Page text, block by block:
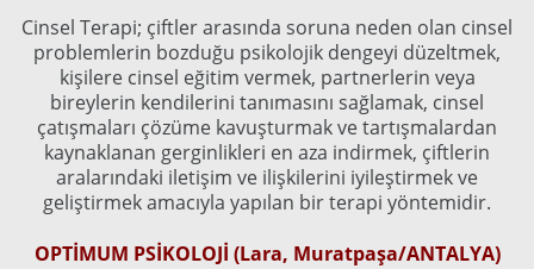
Cinsel Terapi; çiftler arasında soruna neden olan cinsel
problemlerin bozduğu psikolojik dengeyi düzeltmek,
kişilere cinsel eğitim vermek, partnerlerin veya
bireylerin kendilerini tanımasını sağlamak, cinsel
çatışmaları çözüme kavuşturmak ve tartışmalardan
kaynaklanan gerginlikleri en aza indirmek, çiftlerin
aralarındaki iletişim ve ilişkilerini iyileştirmek ve
geliştirmek amacıyla yapılan bir terapi yöntemidir.
OPTİMUM PSİKOLOJİ (Lara, Muratpaşa/ANTALYA)